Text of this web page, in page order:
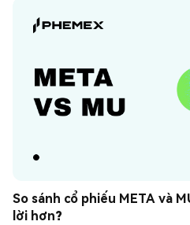
So sánh cổ phiếu META và
lời hơn?